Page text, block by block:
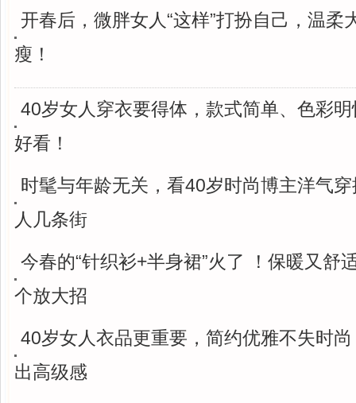
开春后，微胖女人“这样”打扮自己，温柔
瘦！
40岁女人穿衣要得体，款式简单、色彩
好看！
时髦与年龄无关，看40岁时尚博主洋气
人几条街
今春的“针织衫+半身裙”火了 ！保暖又舒
个放大招
40岁女人衣品更重要，简约优雅不失时
出高级感